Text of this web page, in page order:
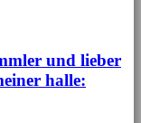
und lieber
halle: